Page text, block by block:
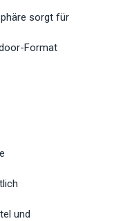
sorgt für
Format
und